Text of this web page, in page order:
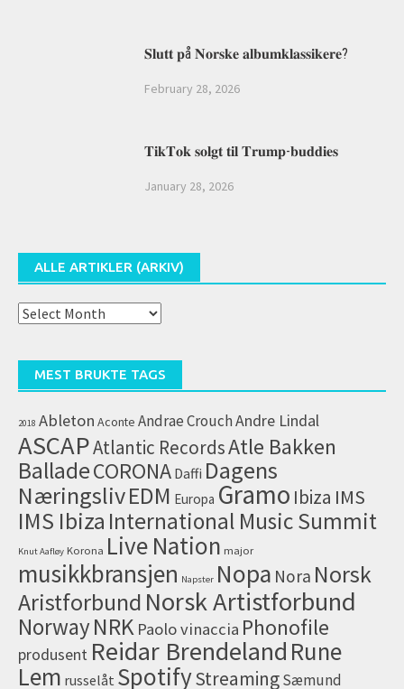
𝐒𝐥𝐮𝐭𝐭 𝐩å 𝐍𝐨𝐫𝐬𝐤𝐞 𝐚𝐥𝐛𝐮𝐦𝐤𝐥𝐚𝐬𝐬𝐢𝐤𝐞𝐫𝐞?
February 28, 2026
𝐓𝐢𝐤𝐓𝐨𝐤 𝐬𝐨𝐥𝐠𝐭 𝐭𝐢𝐥 𝐓𝐫𝐮𝐦𝐩-𝐛𝐮𝐝𝐝𝐢𝐞𝐬
January 28, 2026
ALLE ARTIKLER (ARKIV)
Alle
MEST BRUKTE TAGS
2018 Ableton Aconte Andrae CrouchAndre Lindal
ASCAPAtlantic RecordsAtle Bakken
BalladeCORONA Daffi Dagens
NæringslivEDM Europa Gramo Ibiza IMS
IMS Ibiza International Music Summit
Knut Aafløy Korona Live Nation major
musikkbransjen Napster Nopa Nora Norsk
Aristforbund Norsk Artistforbund
NorwayNRK Paolo vinaccia Phonofile
produsent Reidar Brendeland Rune
Lem russelåt SpotifyStreamingSæmund